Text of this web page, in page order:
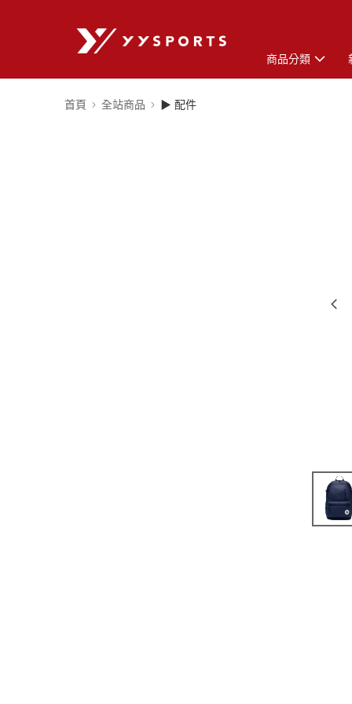
商品分類
首頁 全站商品 ▶ 配件